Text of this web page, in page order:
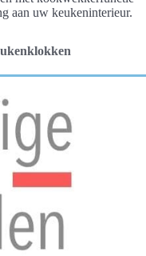
aan uw keukeninterieur.